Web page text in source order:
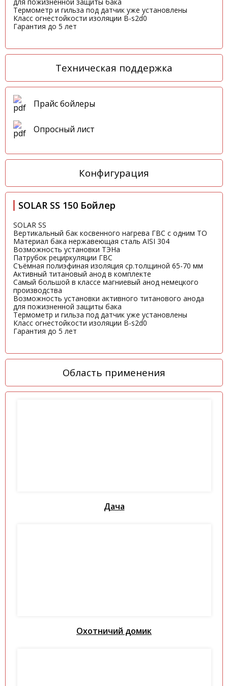
Термометр и гильза под датчик уже установлены
Класс огнестойкости изоляции B-s2d0
Гарантия до 5 лет
Техническая поддержка
Прайс бойлеры
Опросный лист
Конфигурация
SOLAR SS 150 Бойлер
SOLAR SS
Вертикальный бак косвенного нагрева ГВС с одним ТО
Материал бака нержавеющая сталь AISI 304
Возможность установки ТЭНа
Патрубок рециркуляции ГВС
Съёмная полиэфиная изоляция ср.толщиной 65-70 мм
Активный титановый анод в комплекте
Самый большой в классе магниевый анод немецкого
производства
Возможность установки активного титанового анода
для пожизненной защиты бака
Термометр и гильза под датчик уже установлены
Класс огнестойкости изоляции B-s2d0
Гарантия до 5 лет
Область применения
Дача
Охотничий домик